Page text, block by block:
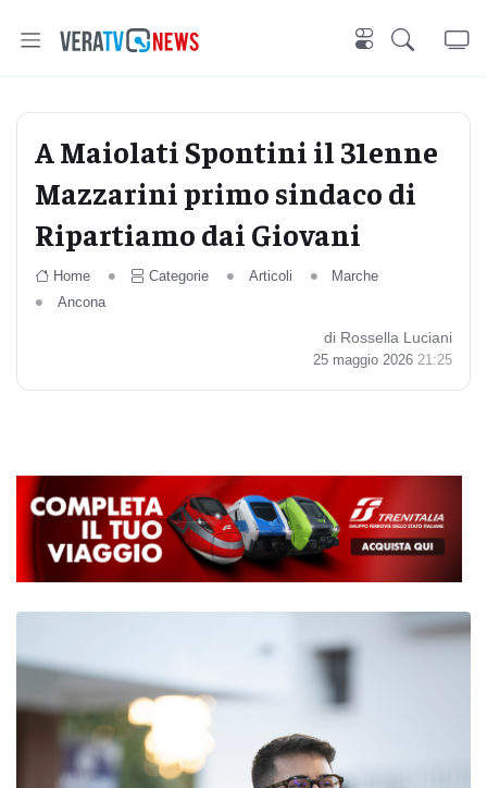
A Maiolati Spontini il 31enne
Mazzarini primo sindaco di
Ripartiamo dai Giovani
Home Categorie Articoli
Marche
Ancona
di Rossella Luciani
25 maggio 2026 21:25